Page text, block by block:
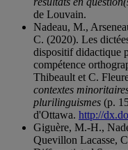
de Louvain.
Nadeau, M.,
C. (2020). Les
dispositif didactique
compétence
Thibeault et C.
contextes
plurilinguismes (p.
d'Ottawa. http://
Giguère, M.-H.,
Quevillon Lacasse,